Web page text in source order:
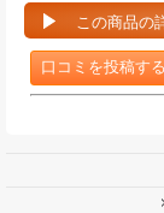
この商品の
口コミを投稿する